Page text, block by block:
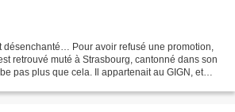
désenchanté… Pour avoir refusé une promotion,
retrouvé muté à Strasbourg, cantonné dans son
pas plus que cela. Il appartenait au GIGN, et